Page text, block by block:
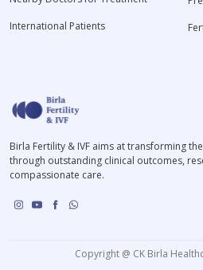
International Patients
Birla Fertility & IVF aims at transforming
through outstanding clinical outcomes,
compassionate care.
Copyright @ CK Birla